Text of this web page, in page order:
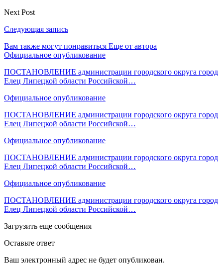
Next Post
Следующая запись
Вам также могут понравиться Еще от автора
Официальное опубликование
ПОСТАНОВЛЕНИЕ администрации городского округа город
Елец Липецкой области Российской…
Официальное опубликование
ПОСТАНОВЛЕНИЕ администрации городского округа город
Елец Липецкой области Российской…
Официальное опубликование
ПОСТАНОВЛЕНИЕ администрации городского округа город
Елец Липецкой области Российской…
Официальное опубликование
ПОСТАНОВЛЕНИЕ администрации городского округа город
Елец Липецкой области Российской…
Загрузить еще сообщения
Оставьте ответ
Ваш электронный адрес не будет опубликован.